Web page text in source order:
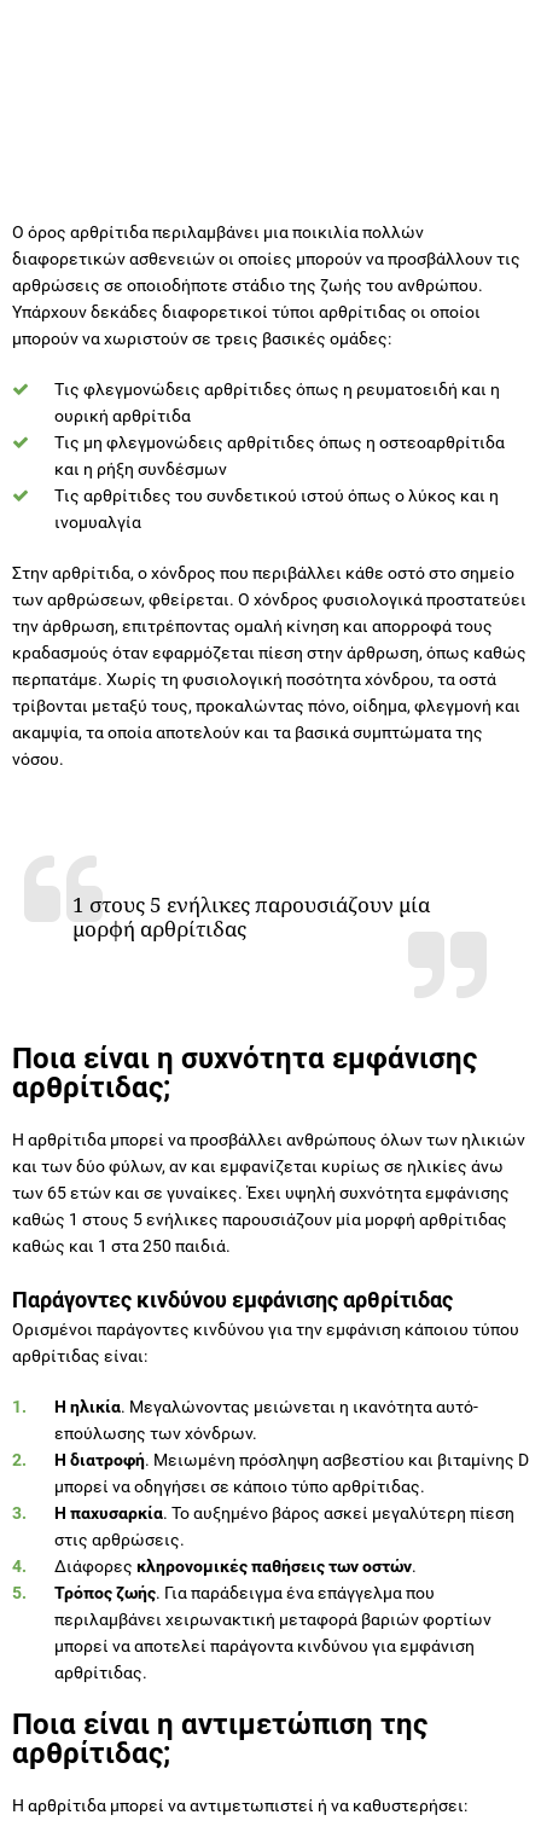
Ο όρος αρθρίτιδα περιλαμβάνει μια ποικιλία πολλών
διαφορετικών ασθενειών οι οποίες μπορούν να προσβάλλουν τις
αρθρώσεις σε οποιοδήποτε στάδιο της ζωής του ανθρώπου.
Υπάρχουν δεκάδες διαφορετικοί τύποι αρθρίτιδας οι οποίοι
μπορούν να χωριστούν σε τρεις βασικές ομάδες:
Tις φλεγμονώδεις αρθρίτιδες όπως η ρευματοειδή και η
ουρική αρθρίτιδα
Tις μη φλεγμονώδεις αρθρίτιδες όπως η οστεοαρθρίτιδα
και η ρήξη συνδέσμων
Tις αρθρίτιδες του συνδετικού ιστού όπως ο λύκος και η
ινομυαλγία
Στην αρθρίτιδα, ο χόνδρος που περιβάλλει κάθε οστό στο σημείο
των αρθρώσεων, φθείρεται. Ο χόνδρος φυσιολογικά προστατεύει
την άρθρωση, επιτρέποντας ομαλή κίνηση και απορροφά τους
κραδασμούς όταν εφαρμόζεται πίεση στην άρθρωση, όπως καθώς
περπατάμε. Χωρίς τη φυσιολογική ποσότητα χόνδρου, τα οστά
τρίβονται μεταξύ τους, προκαλώντας πόνο, οίδημα, φλεγμονή και
ακαμψία, τα οποία αποτελούν και τα βασικά συμπτώματα της
νόσου.
1 στους 5 ενήλικες παρουσιάζουν μία
μορφή αρθρίτιδας
Ποια είναι η συχνότητα εμφάνισης
αρθρίτιδας;
Η αρθρίτιδα μπορεί να προσβάλλει ανθρώπους όλων των ηλικιών
και των δύο φύλων, αν και εμφανίζεται κυρίως σε ηλικίες άνω
των 65 ετών και σε γυναίκες. Έχει υψηλή συχνότητα εμφάνισης
καθώς 1 στους 5 ενήλικες παρουσιάζουν μία μορφή αρθρίτιδας
καθώς και 1 στα 250 παιδιά.
Παράγοντες κινδύνου εμφάνισης αρθρίτιδας
Ορισμένοι παράγοντες κινδύνου για την εμφάνιση κάποιου τύπου
αρθρίτιδας είναι:
Η ηλικία. Μεγαλώνοντας μειώνεται η ικανότητα αυτό-
επούλωσης των χόνδρων.
Η διατροφή. Μειωμένη πρόσληψη ασβεστίου και βιταμίνης D
μπορεί να οδηγήσει σε κάποιο τύπο αρθρίτιδας.
Η παχυσαρκία. Το αυξημένο βάρος ασκεί μεγαλύτερη πίεση
στις αρθρώσεις.
Διάφορες κληρονομικές παθήσεις των οστών.
Τρόπος ζωής. Για παράδειγμα ένα επάγγελμα που
περιλαμβάνει χειρωνακτική μεταφορά βαριών φορτίων
μπορεί να αποτελεί παράγοντα κινδύνου για εμφάνιση
αρθρίτιδας.
Ποια είναι η αντιμετώπιση της
αρθρίτιδας;
Η αρθρίτιδα μπορεί να αντιμετωπιστεί ή να καθυστερήσει: